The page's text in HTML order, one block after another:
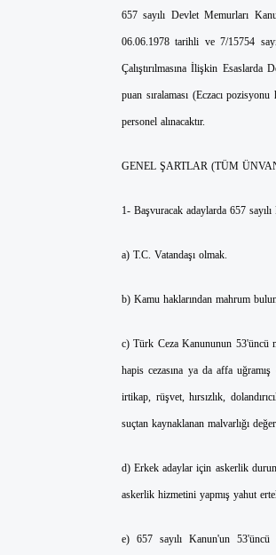
657 sayılı Devlet Memurları
06.06.1978 tarihli ve 7/15754
Çalıştırılmasına İlişkin
puan sıralaması (Eczacı
personel alınacaktır.
GENEL ŞARTLAR (TÜM
1- Başvuracak adaylarda 657
a) T.C. Vatandaşı olmak.
b) Kamu haklarından mahrum
c) Türk Ceza Kanununun 53'üncü
hapis cezasına ya da affa
irtikap, rüşvet, hırsızlık,
suçtan kaynaklanan malvarlığı
d) Erkek adaylar için askerlik
askerlik hizmetini yapmış yahut
e) 657 sayılı Kanun'un 53'üncü